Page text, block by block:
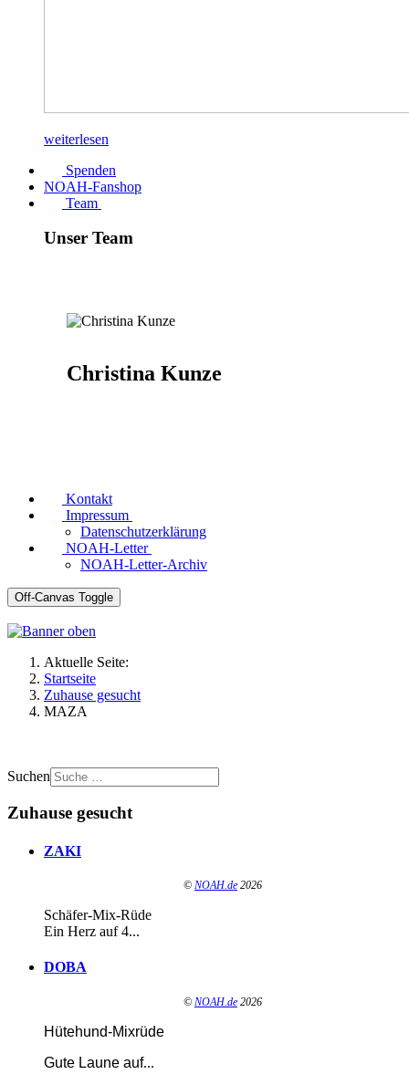
weiterlesen
Spenden
NOAH-Fanshop
Team
Unser Team
Christina Kunze
Kontakt
Impressum
Datenschutzerklärung
NOAH-Letter
NOAH-Letter-Archiv
Off-Canvas Toggle
Aktuelle Seite:
Startseite
Zuhause gesucht
MAZA
Suchen
Zuhause gesucht
ZAKI
© NOAH.de 2026
Schäfer-Mix-Rüde
Ein Herz auf 4...
DOBA
© NOAH.de 2026
Hütehund-Mixrüde
Gute Laune auf...